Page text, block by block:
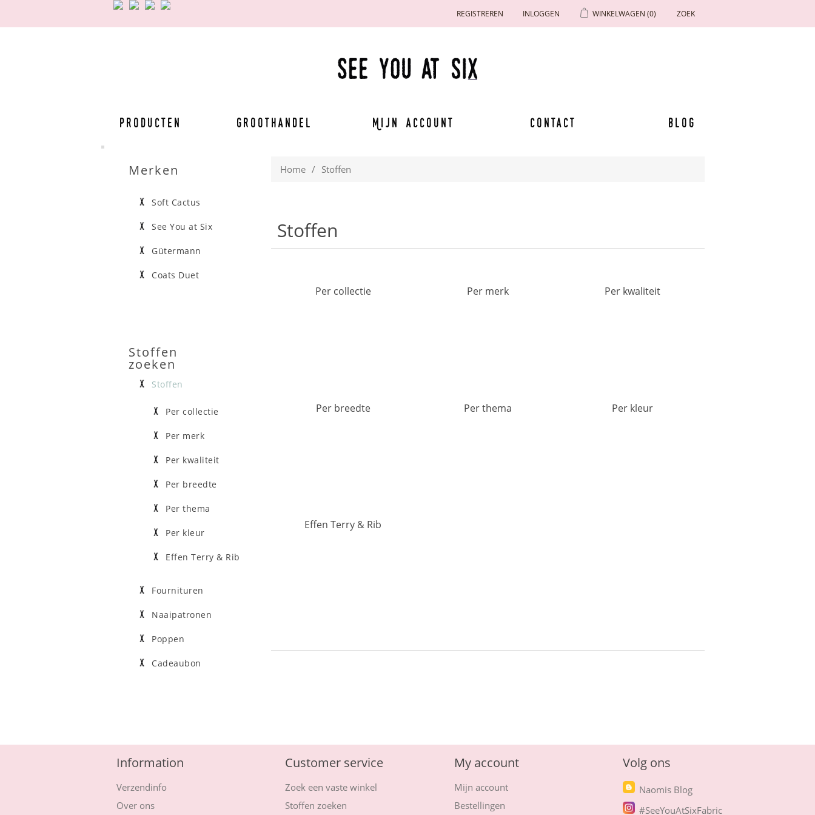
REGISTREREN INLOGGEN WINKELWAGEN (0) ZOEK
Producten Groothandel Mijn account Contact Blog
Home / Stoffen
Stoffen
Per collectie Per merk Per kwaliteit
Per breedte Per thema Per kleur
Effen Terry & Rib
Merken
Soft Cactus
See You at Six
Gütermann
Coats Duet
Stoffen
zoeken
Stoffen
Per collectie
Per merk
Per kwaliteit
Per breedte
Per thema
Per kleur
Effen Terry & Rib
Fournituren
Naaipatronen
Poppen
Cadeaubon
Information
Verzendinfo
Over ons
Customer service
Zoek een vaste winkel
Stoffen zoeken
My account
Mijn account
Bestellingen
Volg ons
Naomis Blog
#SeeYouAtSixFabric